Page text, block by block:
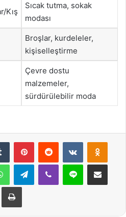
Kış
Sıcak tutma, sokak
modası
Broşlar, kurdeleler,
kişiselleştirme
Çevre dostu
malzemeler,
sürdürülebilir moda
Tumblr PinterestReddit VKontakte
WhatsAppTelegramViber Line E-Posta ile
Yazdır